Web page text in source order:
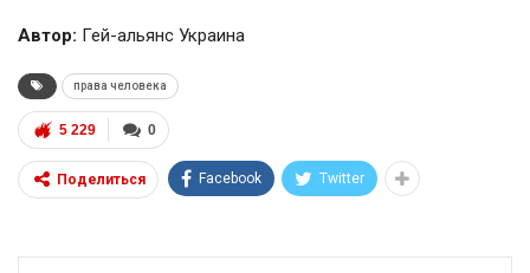
Автор: Гей-альянс Украина
права человека
0
5 229
Поделиться Facebook Twitter